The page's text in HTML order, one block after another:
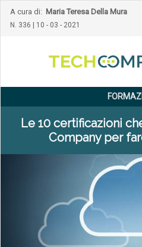
A cura di: Maria Teresa Della Mura
N. 336 | 10 - 03 - 2021
Le 10 certificazioni
Company per